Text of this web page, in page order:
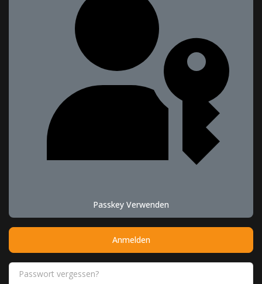
Passkey Verwenden
Anmelden
Passwort vergessen?